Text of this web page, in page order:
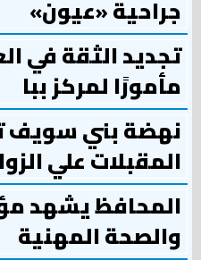
جراحية «عيون»
تجديد الثقة في
مأمورًا لمركز ببا
نهضة بني سويف
المقبلات علي
المحافظ يشهد
والصحة المهنية